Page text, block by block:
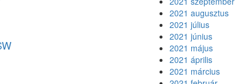
2021 augusztus
2021 július
2021 június
2021 május
2021 április
2021 március